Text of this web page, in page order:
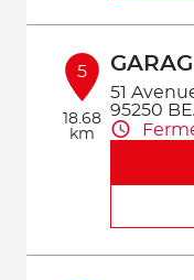
5
18.68
km
51
95250